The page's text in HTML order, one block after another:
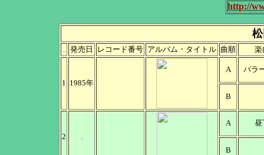
http://
発売日 レコード番号 アルバム・タイトル 曲順 楽
1 1985年
A バラ
B
2
A 昼
B